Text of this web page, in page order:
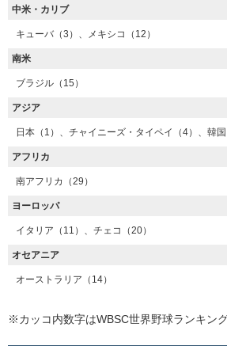
中米・カリブ
キューバ（3）、メキシコ（12）
南米
ブラジル（15）
アジア
日本（1）、チャイニーズ・タイペイ（4）、韓国
アフリカ
南アフリカ（29）
ヨーロッパ
イタリア（11）、チェコ（20）
オセアニア
オーストラリア（14）
※カッコ内数字はWBSC世界野球ランキン